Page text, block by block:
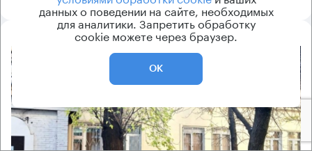
данных о поведении на сайте, необходимых
для аналитики. Запретить обработку
cookie можете через браузер.
ОК